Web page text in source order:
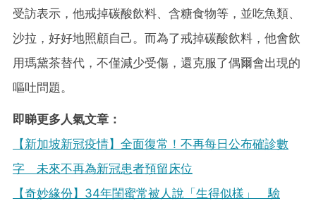
受訪表示，他戒掉碳酸飲料、含糖食物等，並吃魚類、
沙拉，好好地照顧自己。而為了戒掉碳酸飲料，他會飲
用瑪黛茶替代，不僅減少受傷，還克服了偶爾會出現的
嘔吐問題。
即睇更多人氣文章：
【新加坡新冠疫情】全面復常！不再每日公布確診數
字 未來不再為新冠患者預留床位
【奇妙緣份】34年閨蜜常被人說「生得似樣」 驗